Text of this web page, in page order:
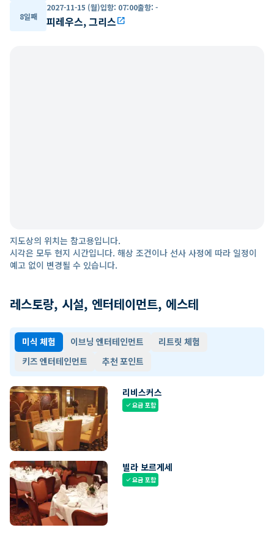
8일째
2027-11-15 (월)입항: 07:00출항: -
피레우스, 그리스open_in_new
지도상의 위치는 참고용입니다.
시각은 모두 현지 시간입니다. 해상 조건이나 선사 사정에 따라 일정이
예고 없이 변경될 수 있습니다.
레스토랑, 시설, 엔터테이먼트, 에스테
미식 체험 이브닝 엔터테인먼트
리트릿 체험
키즈 엔터테인먼트
추천 포인트
리비스커스
check요금 포함
빌라 보르게세
check요금 포함